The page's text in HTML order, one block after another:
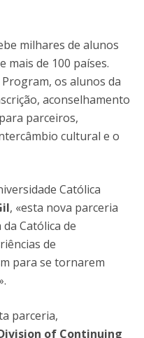
milhares de alunos
mais de 100 países.
os alunos da
aconselhamento
parceiros,
cultural e o
Católica
, «esta nova parceria
Católica de
de
para se tornarem
parceria,
of Continuing